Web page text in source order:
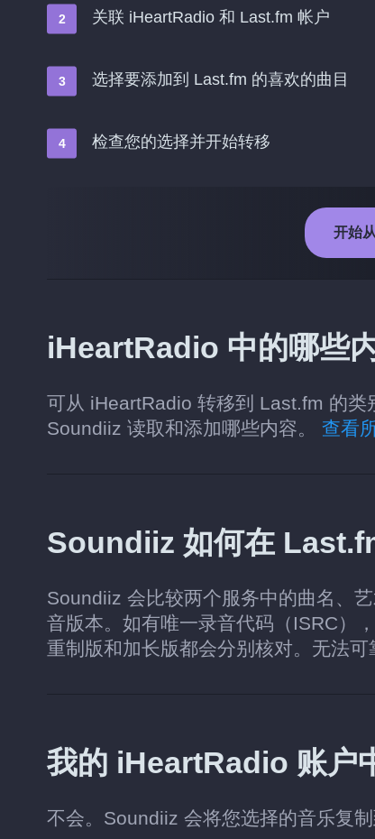
关联 iHeartRadio 和 Last.fm 帐户
选择要添加到 Last.fm 的喜欢的曲目
检查您的选择并开始转移
开始
iHeartRadio 中的哪些
可从 iHeartRadio 转移到 Last.fm 的
Soundiiz 读取和添加哪些内容。 查看
Soundiiz 如何在
Soundiiz 会比较两个服务中的曲名、
音版本。如有唯一录音代码（ISRC）
重制版和加长版都会分别核对。无法可
我的 iHeartRadio 账户
不会。Soundiiz 会将您选择的音乐复